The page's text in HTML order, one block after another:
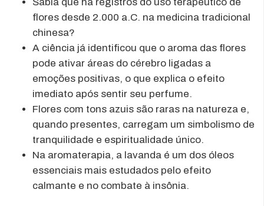
flores desde 2.000 a.C. na medicina tradicional
chinesa?
A ciência já identificou que o aroma das flores
pode ativar áreas do cérebro ligadas a
emoções positivas, o que explica o efeito
imediato após sentir seu perfume.
Flores com tons azuis são raras na natureza e,
quando presentes, carregam um simbolismo de
tranquilidade e espiritualidade único.
Na aromaterapia, a lavanda é um dos óleos
essenciais mais estudados pelo efeito
calmante e no combate à insônia.